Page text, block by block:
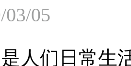
03/05
人们日常生